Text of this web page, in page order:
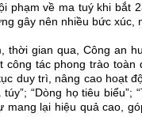
phạm về ma tuý khi bắt
gây nên nhiều bức xúc,
thời gian qua, Công an
tác phong trào
duy trì, nâng cao hoạt
“Dòng họ tiêu
lại hiệu quả cao,